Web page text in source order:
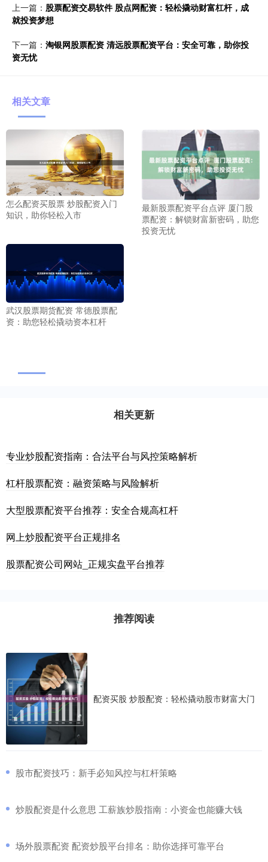
上一篇： 股票配资交易软件 股点网配资：轻松撬动财富杠杆，成
就投资梦想
下一篇： 淘银网股票配资 清远股票配资平台：安全可靠，助你投
资无忧
相关文章
怎么配资买股票 炒股配资入门
知识，助你轻松入市
最新股票配资平台点评 厦门股
票配资：解锁财富新密码，助您
投资无忧
武汉股票期货配资 常德股票配
资：助您轻松撬动资本杠杆
相关更新
专业炒股配资指南：合法平台与风控策略解析
杠杆股票配资：融资策略与风险解析
大型股票配资平台推荐：安全合规高杠杆
网上炒股配资平台正规排名
股票配资公司网站_正规实盘平台推荐
推荐阅读
配资买股 炒股配资：轻松撬动股市财富大门
​股市配资技巧：新手必知风控与杠杆策略
​炒股配资是什么意思 工薪族炒股指南：小资金也能赚大钱
​场外股票配资 配资炒股平台排名：助你选择可靠平台